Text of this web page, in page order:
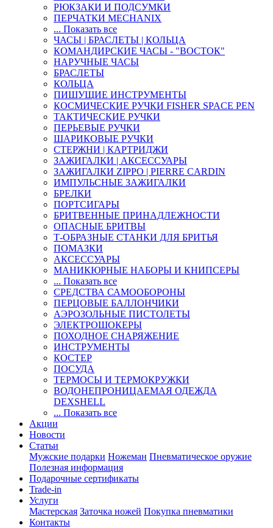
РЮКЗАКИ И ПОДСУМКИ
ПЕРЧАТКИ MECHANIX
... Показать все
ЧАСЫ | БРАСЛЕТЫ | КОЛЬЦА
КОМАНДИРСКИЕ ЧАСЫ - "ВОСТОК"
НАРУЧНЫЕ ЧАСЫ
БРАСЛЕТЫ
КОЛЬЦА
ПИШУЩИЕ ИНСТРУМЕНТЫ
КОСМИЧЕСКИЕ РУЧКИ FISHER SPACE PEN
ТАКТИЧЕСКИЕ РУЧКИ
ПЕРЬЕВЫЕ РУЧКИ
ШАРИКОВЫЕ РУЧКИ
СТЕРЖНИ | КАРТРИДЖИ
ЗАЖИГАЛКИ | АКСЕССУАРЫ
ЗАЖИГАЛКИ ZIPPO | PIERRE CARDIN
ИМПУЛЬСНЫЕ ЗАЖИГАЛКИ
БРЕЛКИ
ПОРТСИГАРЫ
БРИТВЕННЫЕ ПРИНАДЛЕЖНОСТИ
ОПАСНЫЕ БРИТВЫ
Т-ОБРАЗНЫЕ СТАНКИ ДЛЯ БРИТЬЯ
ПОМАЗКИ
АКСЕССУАРЫ
МАНИКЮРНЫЕ НАБОРЫ И КНИПСЕРЫ
... Показать все
СРЕДСТВА САМООБОРОНЫ
ПЕРЦОВЫЕ БАЛЛОНЧИКИ
АЭРОЗОЛЬНЫЕ ПИСТОЛЕТЫ
ЭЛЕКТРОШОКЕРЫ
ПОХОДНОЕ СНАРЯЖЕНИЕ
ИНСТРУМЕНТЫ
КОСТЕР
ПОСУДА
ТЕРМОСЫ И ТЕРМОКРУЖКИ
ВОДОНЕПРОНИЦАЕМАЯ ОДЕЖДА
DEXSHELL
... Показать все
Акции
Новости
Статьи
Мужские подарки Ножеман Пневматическое оружие
Полезная информация
Подарочные сертификаты
Trade-in
Услуги
Мастерская Заточка ножей Покупка пневматики
Контакты